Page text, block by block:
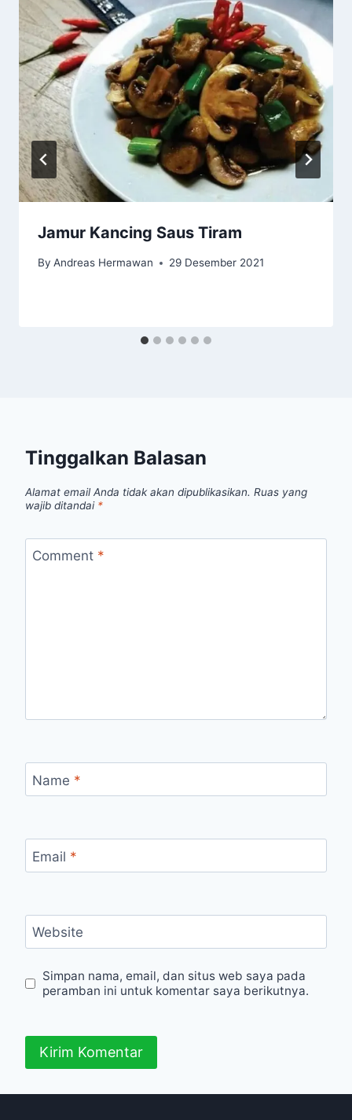
Jamur Kancing Saus Tiram
By Andreas Hermawan 29 Desember 2021
Tinggalkan Balasan
Alamat email Anda tidak akan dipublikasikan. Ruas yang
wajib ditandai *
Comment *
Name *
Email *
Website
Simpan nama, email, dan situs web saya pada
peramban ini untuk komentar saya berikutnya.